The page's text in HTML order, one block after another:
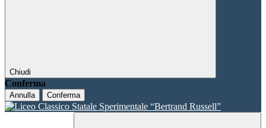
Chiudi
Conferma
Annulla Conferma